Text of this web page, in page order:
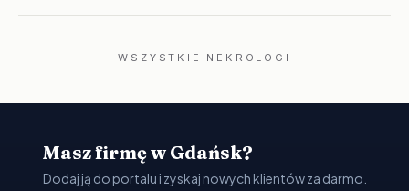
WSZYSTKIE NEKROLOGI
Masz firmę w Gdańsk?
Dodaj ją do portalu i zyskaj nowych klientów za darmo.